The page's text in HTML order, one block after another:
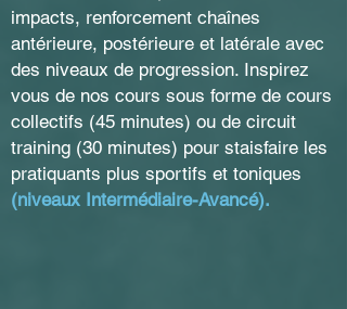
impacts, renforcement chaînes
antérieure, postérieure et latérale avec
des niveaux de progression. Inspirez
vous de nos cours sous forme de cours
collectifs (45 minutes) ou de circuit
training (30 minutes) pour staisfaire les
pratiquants plus sportifs et toniques
(niveaux Intermédiaire-Avancé).